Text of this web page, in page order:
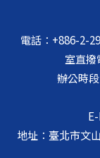
電話：+886-2-
室直
辦公時
地址：臺北市文